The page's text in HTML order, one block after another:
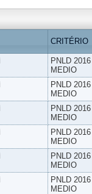
CRITÉRIO
PNLD
MEDIO
PNLD
MEDIO
PNLD
MEDIO
PNLD
MEDIO
PNLD
MEDIO
PNLD
MEDIO